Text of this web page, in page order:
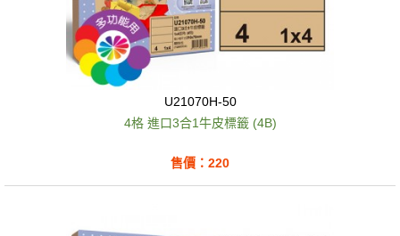
U21070H-50
4格 進口3合1牛皮標籤 (4B)
售價：220